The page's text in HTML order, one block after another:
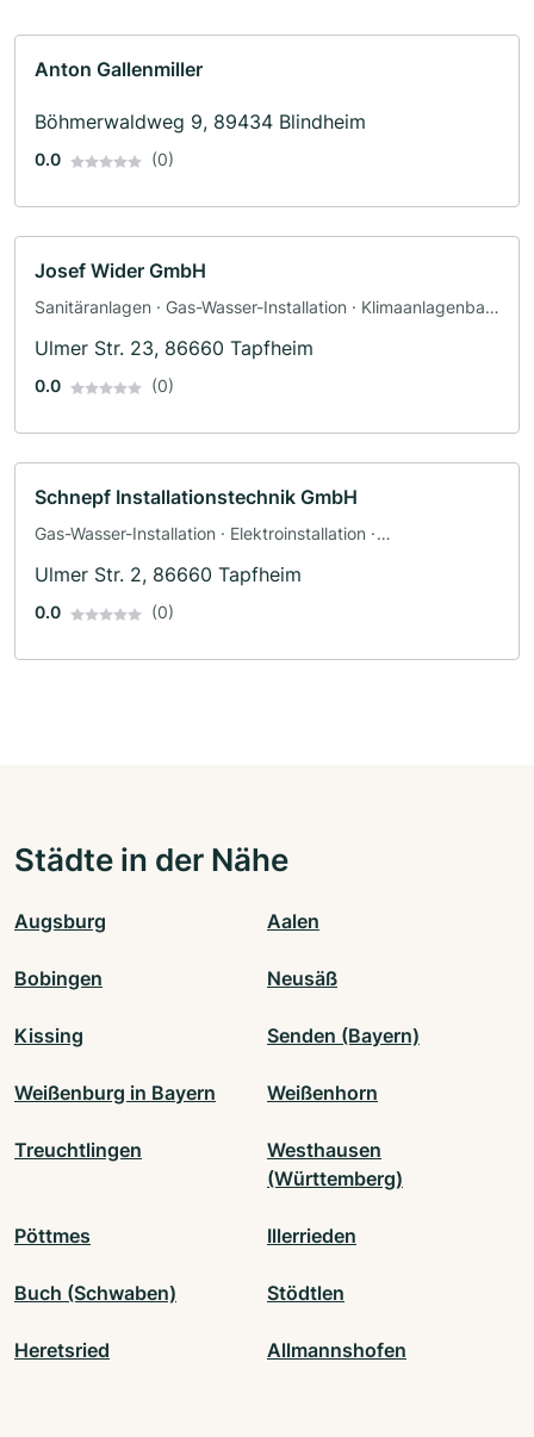
Anton Gallenmiller
Böhmerwaldweg 9, 89434 Blindheim
0.0 (0)
Josef Wider GmbH
Sanitäranlagen · Gas-Wasser-Installation · Klimaanlagenbau
Ulmer Str. 23, 86660 Tapfheim
0.0 (0)
Schnepf Installationstechnik GmbH
Gas-Wasser-Installation · Elektroinstallation ·
Sanitärinstallateur
Ulmer Str. 2, 86660 Tapfheim
0.0 (0)
Städte in der Nähe
Augsburg Aalen
Bobingen Neusäß
Kissing Senden (Bayern)
Weißenburg in Bayern Weißenhorn
Treuchtlingen
Westhausen
(Württemberg)
Pöttmes Illerrieden
Buch (Schwaben) Stödtlen
Heretsried Allmannshofen